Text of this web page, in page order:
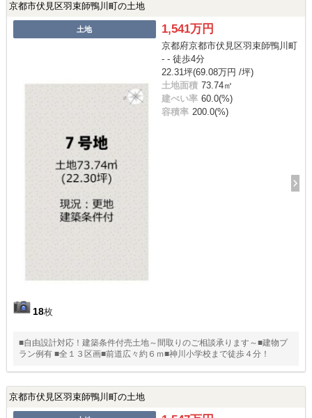
京都市伏見区羽束師鴨川町の土地
土地
18枚
1,541万円
京都府京都市伏見区羽束師鴨川町
- - 徒歩4分
22.31坪(69.08万円 /坪)
土地面積 73.74㎡
建ぺい率 60.0(%)
容積率 200.0(%)
■自由設計対応！建築条件付売土地～間取りのご相談承ります～■建物プ
ラン例有 ■全１３区画■前道広々約６ｍ■神川小学校まで徒歩４分！
京都市伏見区羽束師鴨川町の土地